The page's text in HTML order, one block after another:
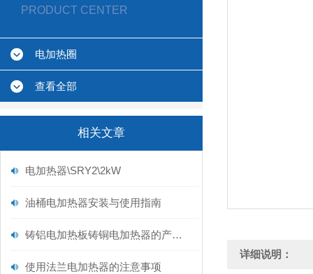
PRODUCT CENTER
电加热圈
查看全部
相关文章
电加热器\SRY2\2kW
油桶电加热器安装与使用指南
铸铝电加热板铸铜电加热器的产品功能及产品用途
使用法兰电加热器的注意事项
详细说明：